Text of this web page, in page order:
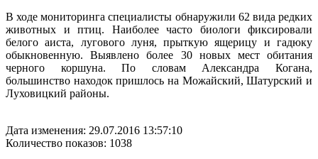
В ходе мониторинга специалисты обнаружили 62 вида редких
животных и птиц. Наиболее часто биологи фиксировали
белого аиста, лугового луня, прыткую ящерицу и гадюку
обыкновенную. Выявлено более 30 новых мест обитания
черного коршуна. По словам Александра Когана,
большинство находок пришлось на Можайский, Шатурский и
Луховицкий районы.
Дата изменения: 29.07.2016 13:57:10
Количество показов: 1038